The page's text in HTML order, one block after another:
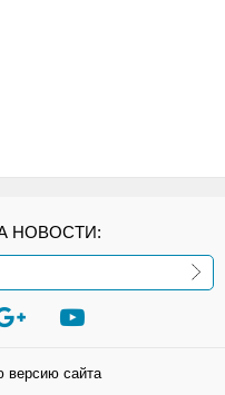
НОВОСТИ:
версию сайта